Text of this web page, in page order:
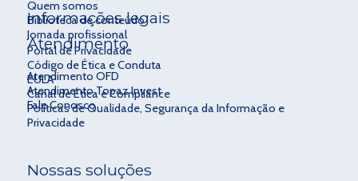
Quem somos
Biblioteca de conteúdo
Jornada profissional
Atendimento
Atendimento OFD
Atendimento Topaz Invest
Fale Conosco
Informações legais
Portal de Privacidade
Código de Ética e Conduta
EULA
Canal de Ética e Compliance
Políticas de Qualidade, Segurança da Informação e
Privacidade
Nossas soluções